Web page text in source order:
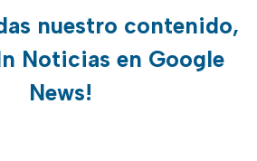
nuestro contenido,
Noticias en Google
News!